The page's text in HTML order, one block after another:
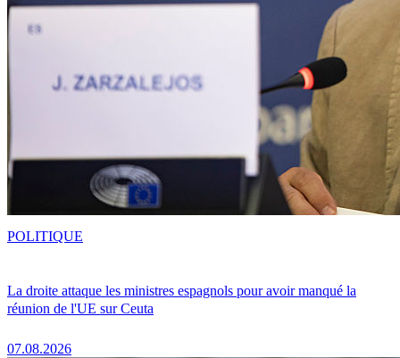
La droite attaque les ministres espagnols pour avoir manqué la
réunion de l'UE sur Ceuta
07.08.2026
POLITIQUE